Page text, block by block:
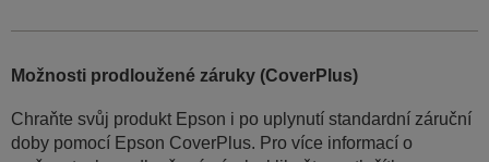
Možnosti prodloužené záruky (CoverPlus)
Chraňte svůj produkt Epson i po uplynutí standardní záruční
doby pomocí Epson CoverPlus. Pro více informací o